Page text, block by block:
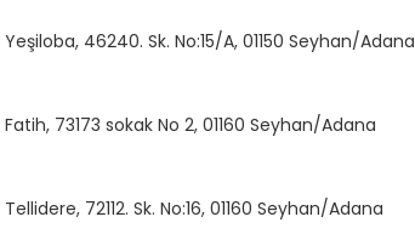
Yeşiloba, 46240. Sk. No:15/A, 01150 Seyhan/Adana
Fatih, 73173 sokak No 2, 01160 Seyhan/Adana
Tellidere, 72112. Sk. No:16, 01160 Seyhan/Adana